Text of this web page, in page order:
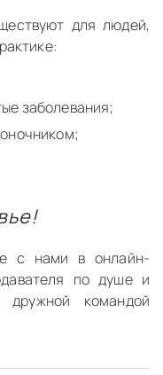
для людей,
заболевания;
с нами в онлайн-
по душе и
дружной командой